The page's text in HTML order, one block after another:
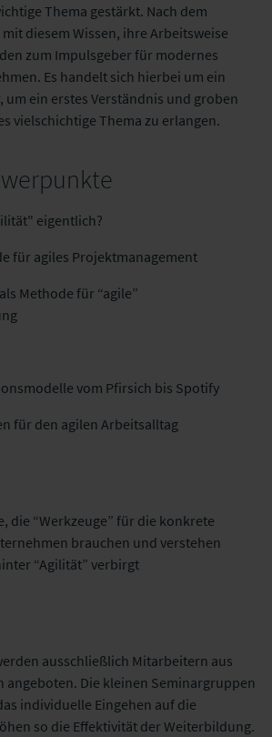
Thema gestärkt. Nach dem
diesem Wissen, ihre Arbeitsweise
zum Impulsgeber für modernes
Es handelt sich hierbei um ein
um ein erstes Verständnis und groben
vielschichtige Thema zu erlangen.
eigentlich?
für agiles Projektmanagement
Methode für “agile”
vom Pfirsich bis Spotify
für den agilen Arbeitsalltag
die “Werkzeuge” für die konkrete
brauchen und verstehen
“Agilität” verbirgt
ausschließlich Mitarbeitern aus
angeboten. Die kleinen Seminargruppen
individuelle Eingehen auf die
so die Effektivität der Weiterbildung.